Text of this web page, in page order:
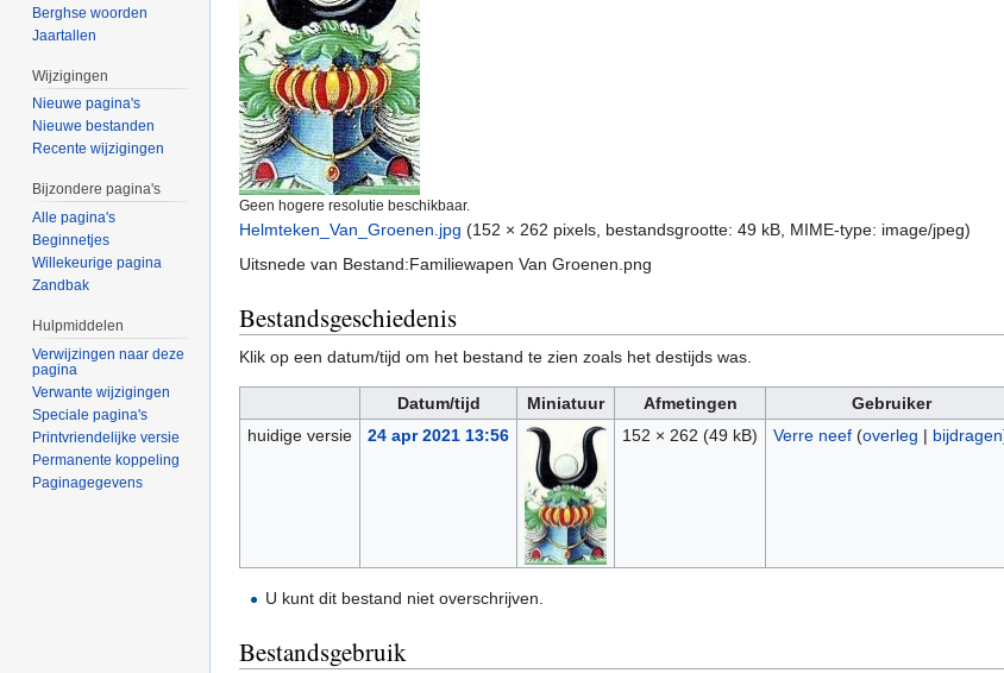
Geen hogere resolutie beschikbaar.
Helmteken_Van_Groenen.jpg (152 × 262 pixels, bestandsgrootte: 49 kB, MIME-type: image/jpeg)
Uitsnede van Bestand:Familiewapen Van Groenen.png
Bestandsgeschiedenis
Klik op een datum/tijd om het bestand te zien zoals het destijds was.
Datum/tijd Miniatuur Afmetingen Gebruiker
huidige versie
24 apr 2021 13:56 152 × 262 (49 kB) Verre neef (overleg | bijdragen
U kunt dit bestand niet overschrijven.
Bestandsgebruik
Berghse woorden
Jaartallen
Wijzigingen
Nieuwe pagina's
Nieuwe bestanden
Recente wijzigingen
Bijzondere pagina's
Alle pagina's
Beginnetjes
Willekeurige pagina
Zandbak
Hulpmiddelen
Verwijzingen naar deze
pagina
Verwante wijzigingen
Speciale pagina's
Printvriendelijke versie
Permanente koppeling
Paginagegevens